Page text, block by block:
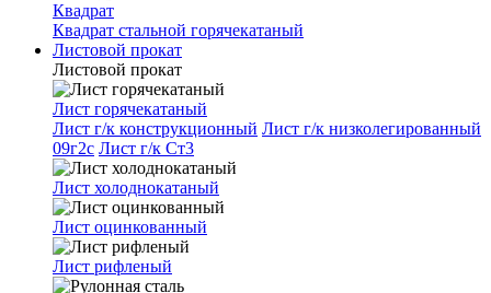
Квадрат
Квадрат стальной горячекатаный
Листовой прокат
Листовой прокат
Лист горячекатаный
Лист г/к конструкционный Лист г/к низколегированный
09г2с Лист г/к Ст3
Лист холоднокатаный
Лист оцинкованный
Лист рифленый